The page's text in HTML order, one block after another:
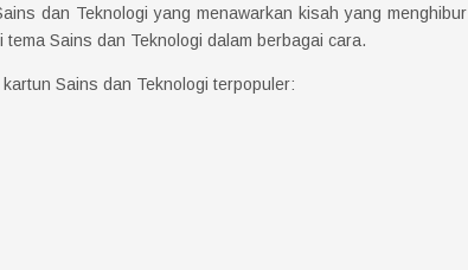
dan Teknologi yang menawarkan kisah yang menghibur
Sains dan Teknologi dalam berbagai cara.
Sains dan Teknologi terpopuler: